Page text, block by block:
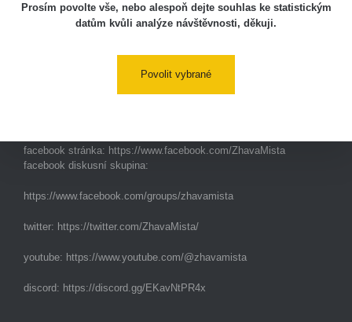
facebook stránka: https://www.facebook.com/ZhavaMista
facebook diskusní skupina:
https://www.facebook.com/groups/zhavamista
twitter: https://twitter.com/ZhavaMista/
youtube: https://www.youtube.com/@zhavamista
discord: https://discord.gg/EKavNtPR4x
Prosím povolte vše, nebo alespoň dejte souhlas ke statistickým
datům kvůli analýze návštěvnosti, děkuji.
Povolit vybrané